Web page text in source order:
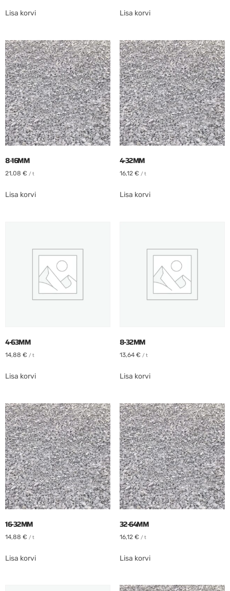
Lisa korvi Lisa korvi
8-16MM
21,08 € / t
Lisa korvi
4-32MM
16,12 € / t
Lisa korvi
4-63MM
14,88 € / t
Lisa korvi
8-32MM
13,64 € / t
Lisa korvi
16-32MM
14,88 € / t
Lisa korvi
32-64MM
16,12 € / t
Lisa korvi